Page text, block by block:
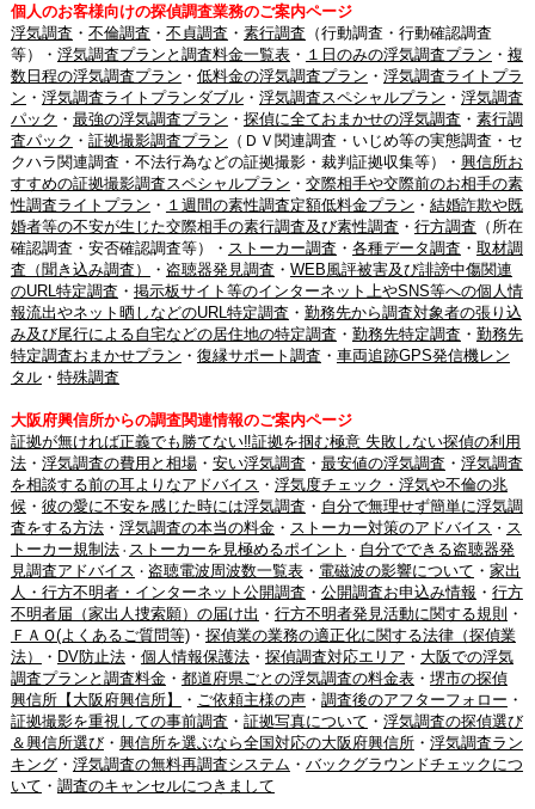
個人のお客様向けの探偵調査業務のご案内ページ
浮気調査 ・ 不倫調査 ・ 不貞調査 ・ 素行調査 （行動調査・行動確認調査
等）・ 浮気調査プランと調査料金一覧表・ １日のみの浮気調査プラン ・ 複
数日程の浮気調査プラン ・ 低料金の浮気調査プラン ・ 浮気調査ライトプラ
ン ・ 浮気調査ライトプランダブル・ 浮気調査スペシャルプラン ・ 浮気調査
パック ・ 最強の浮気調査プラン ・ 探偵に全ておまかせの浮気調査 ・ 素行調
査パック ・ 証拠撮影調査プラン （ＤＶ関連調査・いじめ等の実態調査・セ
クハラ関連調査・不法行為などの証拠撮影・裁判証拠収集等）・ 興信所お
すすめの証拠撮影調査スペシャルプラン ・ 交際相手や交際前のお相手の素
性調査ライトプラン ・ １週間の素性調査定額低料金プラン ・ 結婚詐欺や既
婚者等の不安が生じた交際相手の素行調査及び素性調査 ・ 行方調査 （所在
確認調査・安否確認調査等）・ ストーカー調査 ・ 各種データ調査 ・ 取材調
査（聞き込み調査）
・ 盗聴器発見調査 ・ WEB風評被害及び誹謗中傷関連
のURL特定調査 ・ 掲示板サイト等のインターネット上やSNS等への個人情
報流出やネット晒しなどのURL特定調査 ・ 勤務先から調査対象者の張り込
み及び尾行による自宅などの居住地の特定調査 ・ 勤務先特定調査 ・ 勤務先
特定調査おまかせプラン ・ 復縁サポート調査 ・ 車両追跡GPS発信機レン
タル・ 特殊調査
大阪府興信所からの調査関連情報のご案内ページ
証拠が無ければ正義でも勝てない‼証拠を掴む極意 失敗しない探偵の利用
法・ 浮気調査の費用と相場・ 安い浮気調査 ・ 最安値の浮気調査 ・ 浮気調査
を相談する前の耳よりなアドバイス ・ 浮気度チェック・浮気や不倫の兆
候・ 彼の愛に不安を感じた時には浮気調査 ・ 自分で無理せず簡単に浮気調
査をする方法・ 浮気調査の本当の料金・ ストーカー対策のアドバイス ・ ス
トーカー規制法・ ストーカーを見極めるポイント ・ 自分でできる盗聴器発
見調査アドバイス ・ 盗聴電波周波数一覧表・ 電磁波の影響について ・ 家出
人・行方不明者・インターネット公開調査 ・ 公開調査お申込み情報 ・ 行方
不明者届（家出人捜索願）の届け出 ・ 行方不明者発見活動に関する規則 ・
ＦＡＱ(よくあるご質問等)・ 探偵業の業務の適正化に関する法律（探偵業
法）
・ DV防止法・ 個人情報保護法・ 探偵調査対応エリア ・ 大阪での浮気
調査プランと調査料金・ 都道府県ごとの浮気調査の料金表・ 堺市の探偵
興信所【大阪府興信所】
・ ご依頼主様の声・ 調査後のアフターフォロー ・
証拠撮影を重視しての事前調査 ・ 証拠写真について ・ 浮気調査の探偵選び
＆興信所選び・ 興信所を選ぶなら全国対応の大阪府興信所・ 浮気調査ラン
キング・ 浮気調査の無料再調査システム ・ バックグラウンドチェックにつ
いて ・ 調査のキャンセルにつきまして